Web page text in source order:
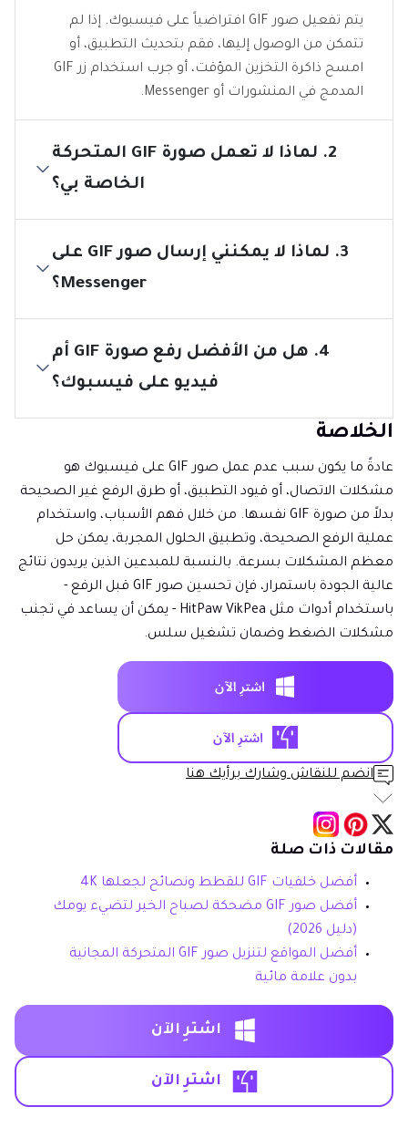
يتم تفعيل صور GIF افتراضياً على فيسبوك. إذا لم
تتمكن من الوصول إليها، فقم بتحديث التطبيق، أو
امسح ذاكرة التخزين المؤقت، أو جرب استخدام زر GIF
المدمج في المنشورات أو Messenger.
2. لماذا لا تعمل صورة GIF المتحركة
الخاصة بي؟
3. لماذا لا يمكنني إرسال صور GIF على
Messenger؟
4. هل من الأفضل رفع صورة GIF أم
فيديو على فيسبوك؟
الخلاصة
عادةً ما يكون سبب عدم عمل صور GIF على فيسبوك هو
مشكلات الاتصال، أو قيود التطبيق، أو طرق الرفع غير الصحيحة
بدلاً من صورة GIF نفسها. من خلال فهم الأسباب، واستخدام
عملية الرفع الصحيحة، وتطبيق الحلول المجربة، يمكن حل
معظم المشكلات بسرعة. بالنسبة للمبدعين الذين يريدون نتائج
عالية الجودة باستمرار، فإن تحسين صور GIF قبل الرفع -
باستخدام أدوات مثل HitPaw VikPea - يمكن أن يساعد في تجنب
مشكلات الضغط وضمان تشغيل سلس.
انضم للنقاش وشارك برأيك هنا
مقالات ذات صلة
أفضل خلفيات GIF للقطط ونصائح لجعلها 4K
أفضل صور GIF مضحكة لصباح الخير لتضيء يومك
(دليل 2026)
أفضل المواقع لتنزيل صور GIF المتحركة المجانية
بدون علامة مائية
اشترِ الآن
اشترِ الآن